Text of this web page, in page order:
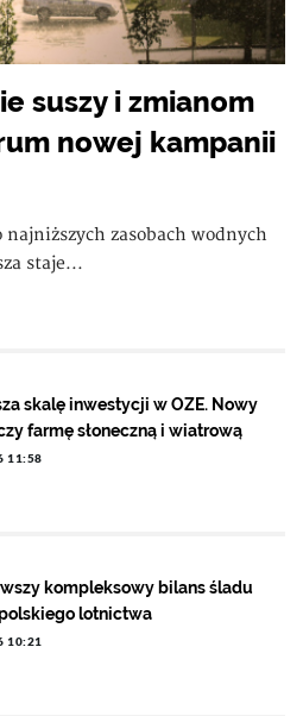
suszy i zmianom
nowej kampanii
zasobach wodnych
staje...
skalę inwestycji w OZE. Nowy
farmę słoneczną i wiatrową
11:58
kompleksowy bilans śladu
lotnictwa
10:21